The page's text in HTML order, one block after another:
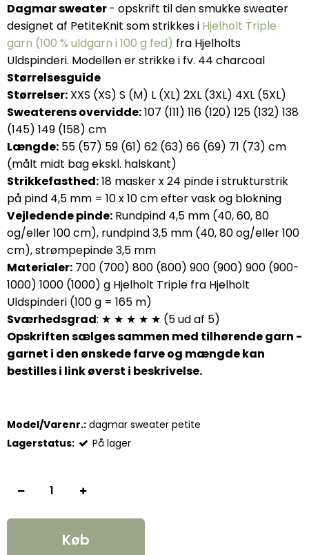
Dagmar sweater- opskrift til den smukke sweater
designet af PetiteKnit som strikkes i Hjelholt Triple
garn (100 % uldgarn i 100 g fed) fra Hjelholts
Uldspinderi. Modellen er strikke i fv. 44 charcoal
Størrelsesguide
Størrelser: XXS (XS) S (M) L (XL) 2XL (3XL) 4XL (5XL)
Sweaterens overvidde:107 (111) 116 (120) 125 (132) 138
(145) 149 (158) cm
Længde: 55 (57) 59 (61) 62 (63) 66 (69) 71 (73) cm
(målt midt bag ekskl. halskant)
Strikkefasthed:18 masker x 24 pinde i strukturstrik
på pind 4,5 mm = 10 x 10 cm efter vask og blokning
Vejledende pinde: Rundpind 4,5 mm (40, 60, 80
og/eller 100 cm), rundpind 3,5 mm (40, 80 og/eller 100
cm), strømpepinde 3,5 mm
Materialer: 700 (700) 800 (800) 900 (900) 900 (900-
1000) 1000 (1000) g Hjelholt Triple fra Hjelholt
Uldspinderi (100 g = 165 m)
Sværhedsgrad: ★ ★ ★ ★ ★ (5 ud af 5)
Opskriften sælges sammen med tilhørende garn -
garnet i den ønskede farve og mængde kan
bestilles i link øverst i beskrivelse.
Model/Varenr.: dagmar sweater petite
Lagerstatus:
På lager
Køb